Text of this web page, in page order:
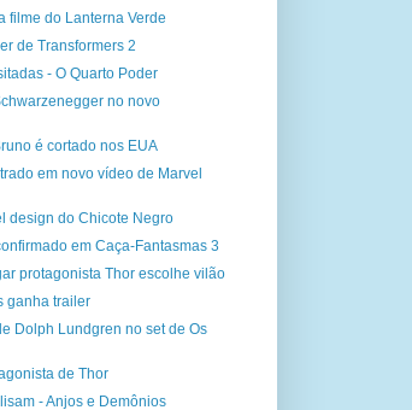
filme do Lanterna Verde
de Transformers 2
- O Quarto Poder
no novo
é cortado nos EUA
em novo vídeo de Marvel
design do Chicote Negro
em Caça-Fantasmas 3
protagonista Thor escolhe vilão
ganha trailer
Dolph Lundgren no set de Os
de Thor
- Anjos e Demônios